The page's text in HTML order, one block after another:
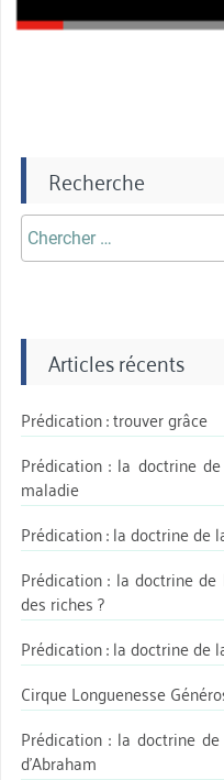
Recherche
Chercher
aprè:
Articles récents
Prédication : trouver grâce
Prédication : la doctrine
maladie
Prédication : la doctrine de
Prédication : la doctrine
des riches ?
Prédication : la doctrine de
Cirque Longuenesse
Prédication : la doctrine
d’Abraham